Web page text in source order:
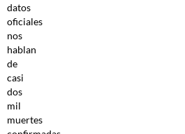
datos
oficiales
nos
hablan
de
casi
dos
mil
muertes